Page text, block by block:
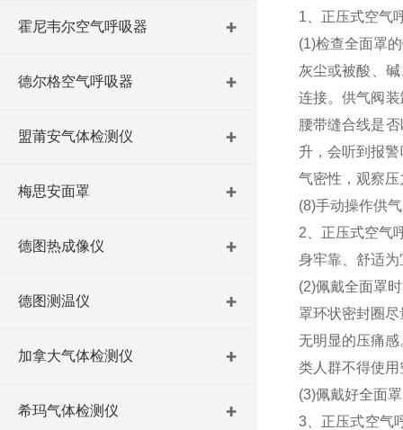
霍尼韦尔空气呼吸器
德尔格空气呼吸器
盟莆安气体检测仪
梅思安面罩
德图热成像仪
德图测温仪
加拿大气体检测仪
希玛气体检测仪
1、正压式空气
(1)检查全面罩
灰尘或被酸、
连接。供气阀
腰带缝合线是
升，会听到报
气密性，观察
(8)手动操作供
2、正压式空气
身牢靠、舒适为
(2)佩戴全面罩
罩环状密封圈
无明显的压痛
类人群不得使
(3)佩戴好全面
3、正压式空气